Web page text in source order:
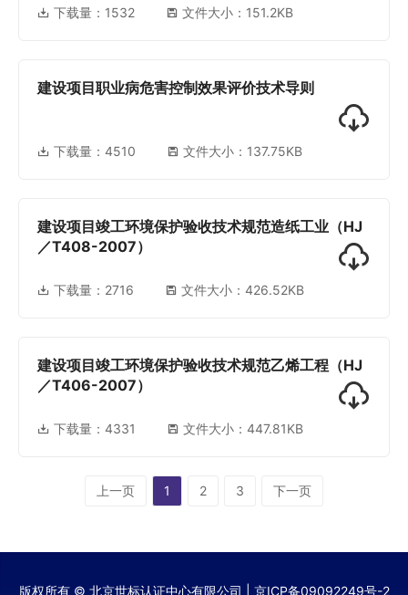
下载量： 1532 文件大小：151.2KB
建设项目职业病危害控制效果评价技术导则
下载量： 4510 文件大小：137.75KB
建设项目竣工环境保护验收技术规范造纸工业（HJ
／T408-2007）
下载量： 2716 文件大小：426.52KB
建设项目竣工环境保护验收技术规范乙烯工程（HJ
／T406-2007）
下载量： 4331 文件大小：447.81KB
上一页 1 2 3 下一页
版权所有 © 北京世标认证中心有限公司 | 京ICP备09092249号-2